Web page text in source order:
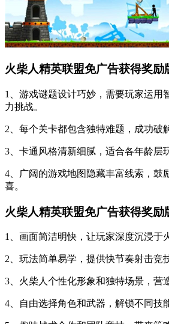
火柴人精英联盟免广告获得奖励
1、游戏谜题设计巧妙，需要玩家运用
力挑战。
2、每个关卡都包含独特难题，成功破
3、卡通风格清新细腻，适合各年龄层
4、广阔的游戏地图隐藏丰富线索，鼓
喜。
火柴人精英联盟免广告获得奖励
1、画面简洁明快，让玩家深度沉浸于
2、玩法简单易学，提供快节奏射击竞
3、火柴人个性化形象和独特场景，营
4、自由选择角色和武器，解锁不同技